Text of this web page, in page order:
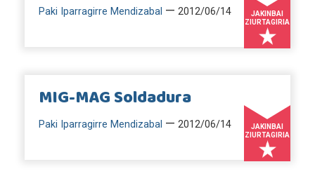
JAKINBAI
ZIURTAGIRIA
Paki Iparragirre Mendizabal — 2012/06/14
JAKINBAI
ZIURTAGIRIA
MIG-MAG Soldadura
Paki Iparragirre Mendizabal — 2012/06/14